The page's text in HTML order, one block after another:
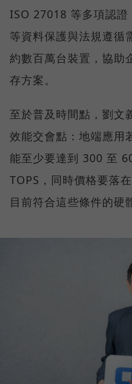
ISO 27018 等多項認證
等資料保護與法規遵循
約數百萬台裝置，協助
存方案。
至於普及時間點，劉文
效能交會點：地端應用
能至少要達到 300 至
TOPS，同時價格要落
目前符合這些條件的硬